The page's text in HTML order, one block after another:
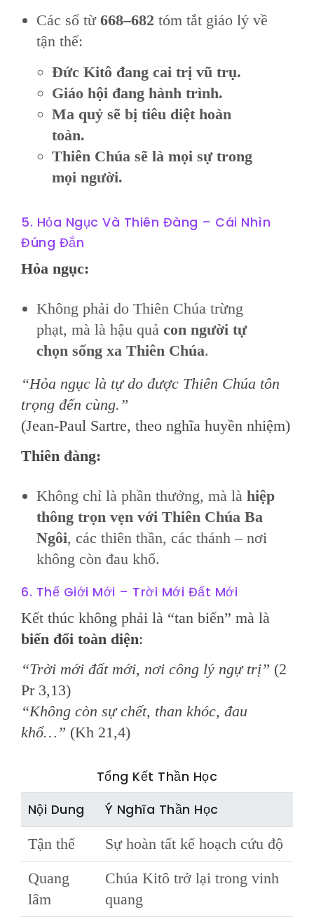
Các số từ 668–682 tóm tắt giáo lý về
tận thế:
Đức Kitô đang cai trị vũ trụ.
Giáo hội đang hành trình.
Ma quỷ sẽ bị tiêu diệt hoàn
toàn.
Thiên Chúa sẽ là mọi sự trong
mọi người.
5. Hỏa Ngục Và Thiên Đàng – Cái Nhìn
Đúng Đắn
Hỏa ngục:
Không phải do Thiên Chúa trừng
phạt, mà là hậu quả con người tự
chọn sống xa Thiên Chúa.
“Hỏa ngục là tự do được Thiên Chúa tôn
trọng đến cùng.”
(Jean-Paul Sartre, theo nghĩa huyền nhiệm)
Thiên đàng:
Không chỉ là phần thưởng, mà là hiệp
thông trọn vẹn với Thiên Chúa Ba
Ngôi, các thiên thần, các thánh – nơi
không còn đau khổ.
6. Thế Giới Mới – Trời Mới Đất Mới
Kết thúc không phải là “tan biến” mà là
biến đổi toàn diện:
“Trời mới đất mới, nơi công lý ngự trị” (2
Pr 3,13)
“Không còn sự chết, than khóc, đau
khổ…” (Kh 21,4)
Tổng Kết Thần Học
Nội Dung
Ý Nghĩa Thần Học
Tận thế
Sự hoàn tất kế hoạch cứu độ
Quang
lâm
Chúa Kitô trở lại trong vinh
quang